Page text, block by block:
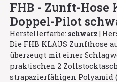
FHB - Zunft-Hose
Doppel-Pilot
Herstellerfarbe: schwarz |
Die FHB KLAUS Zunfthose
überzeugt mit einer
praktischen 2
strapazierfähigen Polyamid